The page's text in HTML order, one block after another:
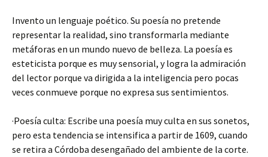
Invento un lenguaje poético. Su poesía no pretende
representar la realidad, sino transformarla mediante
metáforas en un mundo nuevo de belleza. La poesía es
esteticista porque es muy sensorial, y logra la admiración
del lector porque va dirigida a la inteligencia pero pocas
veces conmueve porque no expresa sus sentimientos.
·Poesía culta: Escribe una poesía muy culta en sus sonetos,
pero esta tendencia se intensifica a partir de 1609, cuando
se retira a Córdoba desengañado del ambiente de la corte.